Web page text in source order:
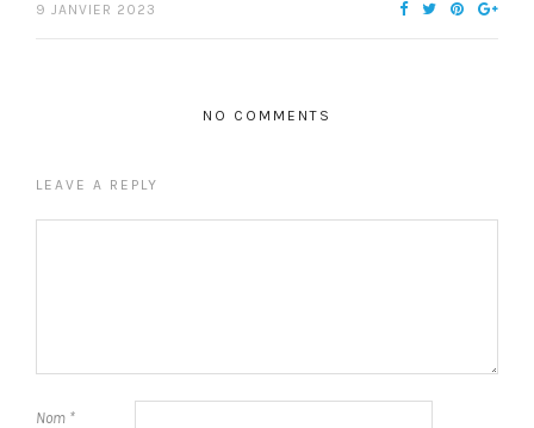
9 JANVIER 2023
NO COMMENTS
LEAVE A REPLY
Nom *